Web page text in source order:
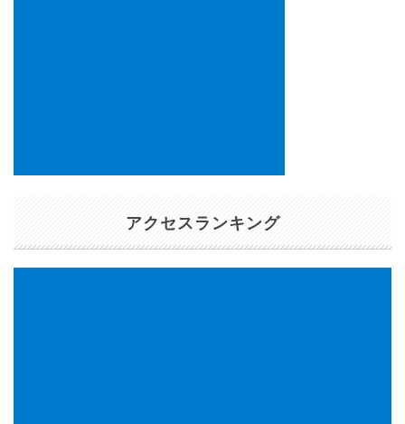
アクセスランキング